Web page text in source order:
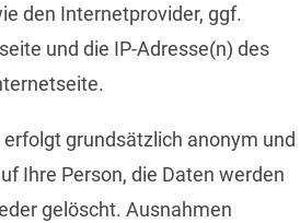
den Internetprovider, ggf.
und die IP-Adresse(n) des
grundsätzlich anonym und
Ihre Person, die Daten werden
gelöscht. Ausnahmen